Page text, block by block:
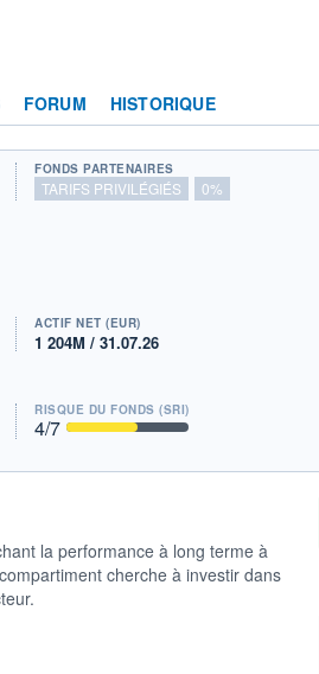
FORUM HISTORIQUE
FONDS PARTENAIRES
TARIFS PRIVILÉGIÉS 0%
ACTIF NET (EUR)
1 204M / 31.07.26
RISQUE DU FONDS (SRI)
4/7
la performance à long terme à
cherche à investir dans